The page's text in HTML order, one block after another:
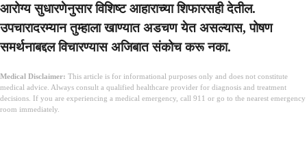
आरोग्य सुधारणेनुसार विशिष्ट आहाराच्या शिफारसही देतील.
उपचारादरम्यान तुम्हाला खाण्यात अडचण येत असल्यास, पोषण
समर्थनाबद्दल विचारण्यास अजिबात संकोच करू नका.
Medical Disclaimer: This article is for informational purposes only and does not constitute
medical advice. Always consult a qualified healthcare provider for diagnosis and treatment
decisions. If you are experiencing a medical emergency, call 911 or go to the nearest emergency
room immediately.